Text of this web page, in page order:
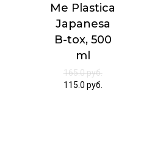
Me Plastica
Japanesa
B-tox, 500
ml
165.0руб.
115.0 руб.